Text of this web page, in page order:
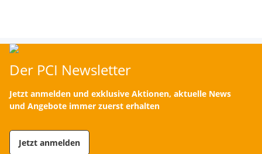
Der PCI Newsletter
Jetzt anmelden und exklusive Aktionen, aktuelle News
und Angebote immer zuerst erhalten
Jetzt anmelden